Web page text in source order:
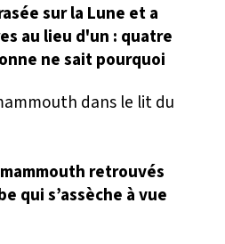
sur la Lune et a
au lieu d'un : quatre
ne sait pourquoi
retrouvés
qui s’assèche à vue